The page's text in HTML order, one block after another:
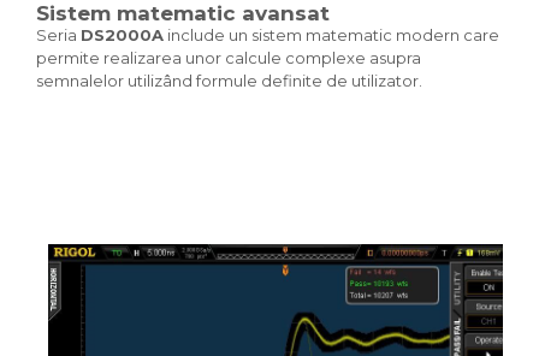
Sistem matematic avansat
Seria DS2000A include un sistem matematic modern care
permite realizarea unor calcule complexe asupra
semnalelor utilizând formule definite de utilizator.